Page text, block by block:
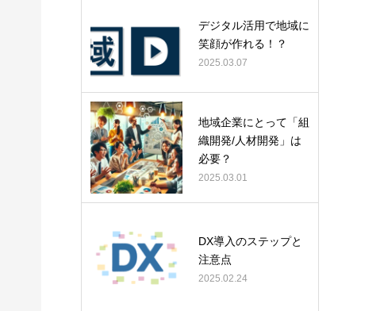
デジタル活用で地域に
笑顔が作れる！？
2025.03.07
地域企業にとって「組
織開発/人材開発」は
必要？
2025.03.01
DX導入のステップと
注意点
2025.02.24